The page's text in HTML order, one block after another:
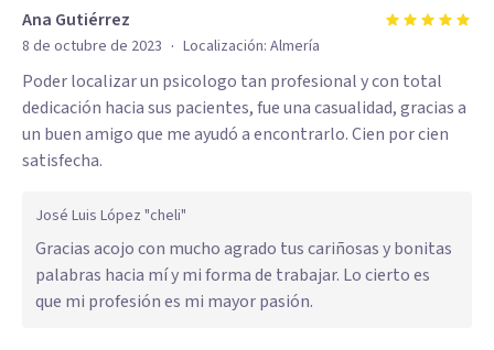
Ana Gutiérrez
8 de octubre de 2023 · Localización: Almería
Poder localizar un psicologo tan profesional y con total
dedicación hacia sus pacientes, fue una casualidad, gracias a
un buen amigo que me ayudó a encontrarlo. Cien por cien
satisfecha.
José Luis López "cheli"
Gracias acojo con mucho agrado tus cariñosas y bonitas
palabras hacia mí y mi forma de trabajar. Lo cierto es
que mi profesión es mi mayor pasión.